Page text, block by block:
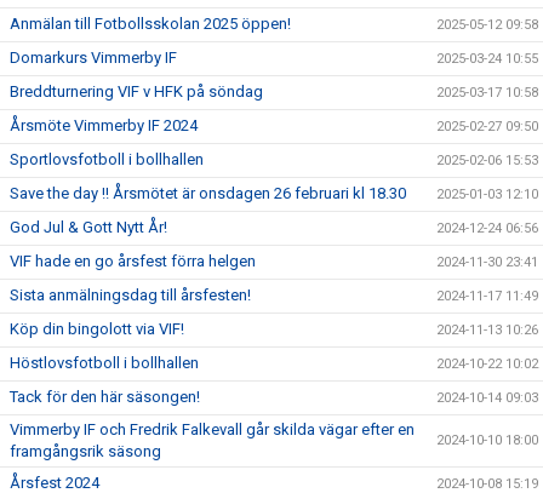
Anmälan till Fotbollsskolan 2025 öppen! 2025-05-12 09:58
Domarkurs Vimmerby IF 2025-03-24 10:55
Breddturnering VIF v HFK på söndag 2025-03-17 10:58
Årsmöte Vimmerby IF 2024 2025-02-27 09:50
Sportlovsfotboll i bollhallen 2025-02-06 15:53
Save the day !! Årsmötet är onsdagen 26 februari kl 18.30 2025-01-03 12:10
God Jul & Gott Nytt År! 2024-12-24 06:56
VIF hade en go årsfest förra helgen 2024-11-30 23:41
Sista anmälningsdag till årsfesten! 2024-11-17 11:49
Köp din bingolott via VIF! 2024-11-13 10:26
Höstlovsfotboll i bollhallen 2024-10-22 10:02
Tack för den här säsongen! 2024-10-14 09:03
Vimmerby IF och Fredrik Falkevall går skilda vägar efter en
framgångsrik säsong
2024-10-10 18:00
Årsfest 2024 2024-10-08 15:19